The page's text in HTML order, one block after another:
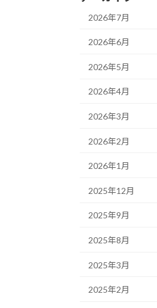
2026年7月
2026年6月
2026年5月
2026年4月
2026年3月
2026年2月
2026年1月
2025年12月
2025年9月
2025年8月
2025年3月
2025年2月